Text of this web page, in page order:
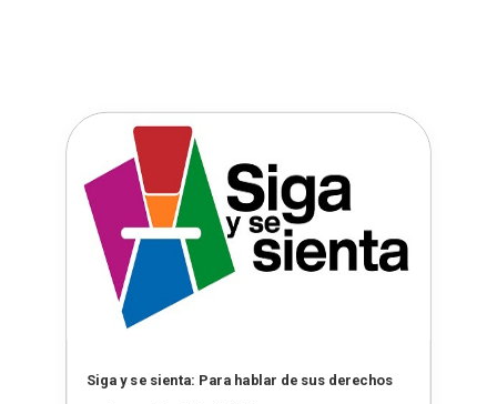
Siga y se sienta: Para hablar de sus derechos